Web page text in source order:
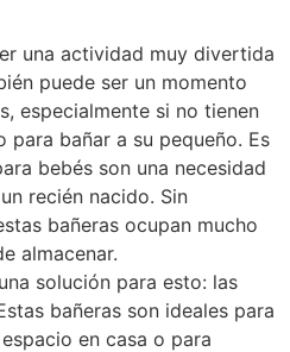
una actividad muy divertida
puede ser un momento
especialmente si no tienen
bañar a su pequeño. Es
bebés son una necesidad
recién nacido. Sin
bañeras ocupan mucho
almacenar.
solución para esto: las
bañeras son ideales para
en casa o para